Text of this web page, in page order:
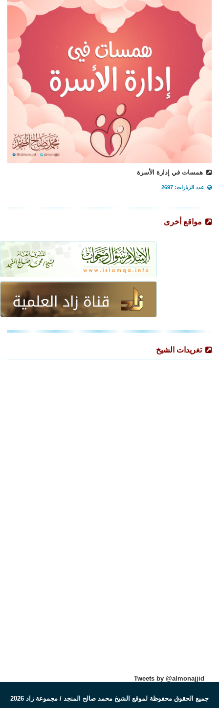
همسات في إدارة الأسرة
عدد الزيارات: 2697
مواقع أخرى
تغريدات الشيخ
Tweets by @almonajjid
جميع الحقوق محفوظة لموقع الشيخ محمد صالح المنجد / مجموعة زاد 2026